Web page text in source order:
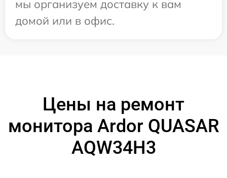
мы организуем доставку к вам
домой или в офис.
Цены на ремонт
монитора Ardor QUASAR
AQW34H3